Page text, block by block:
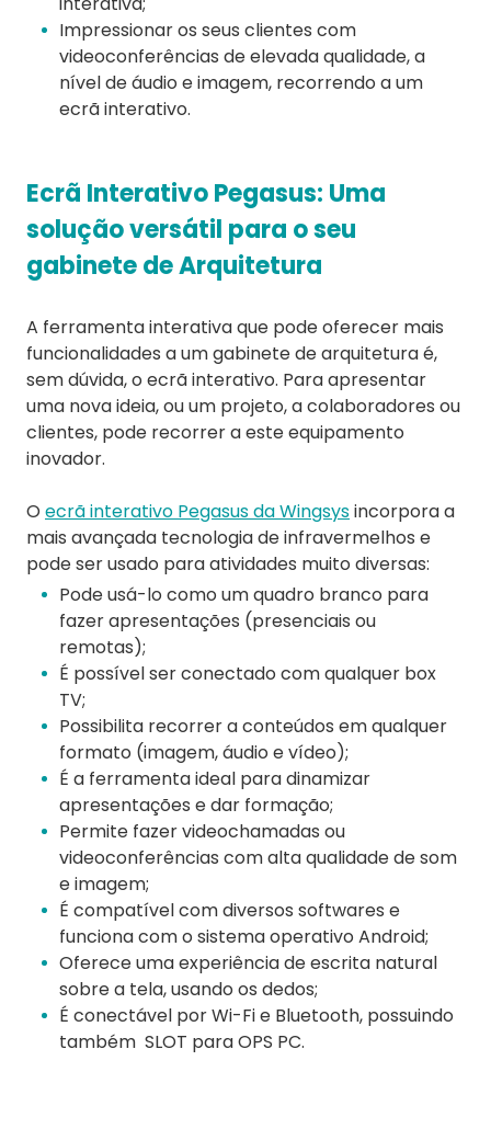
Impressionar os seus clientes com
videoconferências de elevada qualidade, a
nível de áudio e imagem, recorrendo a um
ecrã interativo.
Ecrã Interativo Pegasus: Uma
solução versátil para o seu
gabinete de Arquitetura
A ferramenta interativa que pode oferecer mais
funcionalidades a um gabinete de arquitetura é,
sem dúvida, o ecrã interativo. Para apresentar
uma nova ideia, ou um projeto, a colaboradores ou
clientes, pode recorrer a este equipamento
inovador.
O ecrã interativo Pegasus da Wingsysincorpora a
mais avançada tecnologia de infravermelhos e
pode ser usado para atividades muito diversas:
Pode usá-lo como um quadro branco para
fazer apresentações (presenciais ou
remotas);
É possível ser conectado com qualquer box
TV;
Possibilita recorrer a conteúdos em qualquer
formato (imagem, áudio e vídeo);
É a ferramenta ideal para dinamizar
apresentações e dar formação;
Permite fazer videochamadas ou
videoconferências com alta qualidade de som
e imagem;
É compatível com diversos softwares e
funciona com o sistema operativo Android;
Oferece uma experiência de escrita natural
sobre a tela, usando os dedos;
É conectável por Wi-Fi e Bluetooth, possuindo
também SLOT para OPS PC.